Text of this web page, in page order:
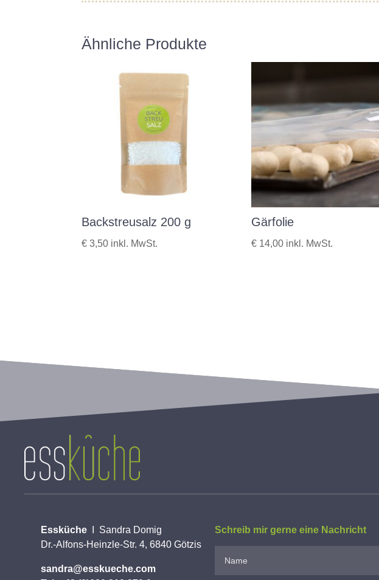
Ähnliche Produkte
Backstreusalz 200 g
€ 3,50 inkl. MwSt.
Gärfolie
€ 14,00 inkl. MwSt.
Essküche
I Sandra Domig
Dr.-Alfons-Heinzle-Str. 4, 6840 Götzis
sandra@esskueche.com
Schreib mir gerne eine Nachricht